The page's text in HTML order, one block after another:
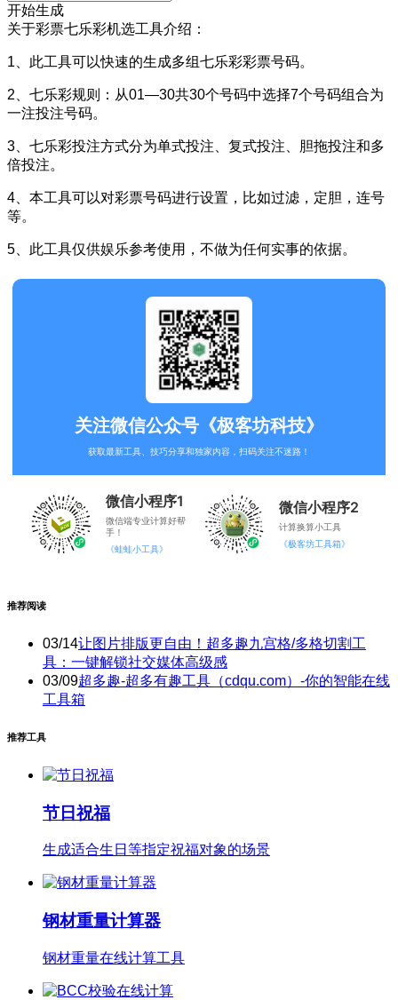
开始生成
关于彩票七乐彩机选工具介绍：
1、此工具可以快速的生成多组七乐彩彩票号码。
2、七乐彩规则：从01—30共30个号码中选择7个号码组合为
一注投注号码。
3、七乐彩投注方式分为单式投注、复式投注、胆拖投注和多
倍投注。
4、本工具可以对彩票号码进行设置，比如过滤，定胆，连号
等。
5、此工具仅供娱乐参考使用，不做为任何实事的依据。
关注微信公众号《极客坊科技》
获取最新工具、技巧分享和独家内容，扫码关注不迷路！
微信小程序1
微信端专业计算好帮
手！
《蛙蛙小工具》
微信小程序2
计算换算小工具
《极客坊工具箱》
推荐阅读
03/14让图片排版更自由！超多趣九宫格/多格切割工
具：一键解锁社交媒体高级感
03/09超多趣-超多有趣工具（cdqu.com）-你的智能在线
工具箱
推荐工具
节日祝福
生成适合生日等指定祝福对象的场景
钢材重量计算器
钢材重量在线计算工具